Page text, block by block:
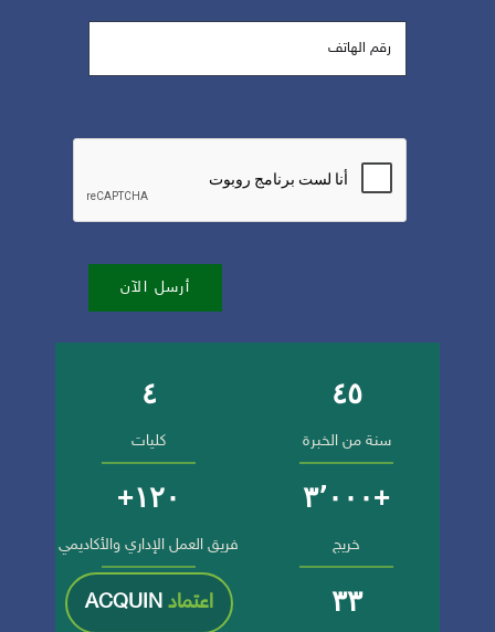
أرسل الآن
أرقام وإنجازات الجامعة
٤٥
سنة من الخبرة
٤
كليات
+٣٬٠٠٠
خريج
١٢٠+
فريق العمل الإداري والأكاديمي
٣٣ اعتمادACQUIN